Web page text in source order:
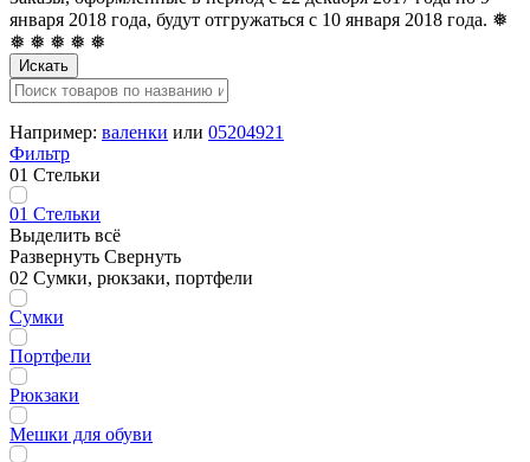
января 2018 года, будут отгружаться с 10 января 2018 года. ❅
❅ ❅ ❅ ❅ ❅
Искать
Например: валенки или 05204921
Фильтр
01 Стельки
01 Стельки
Выделить всё
Развернуть Свернуть
02 Сумки, рюкзаки, портфели
Сумки
Портфели
Рюкзаки
Мешки для обуви